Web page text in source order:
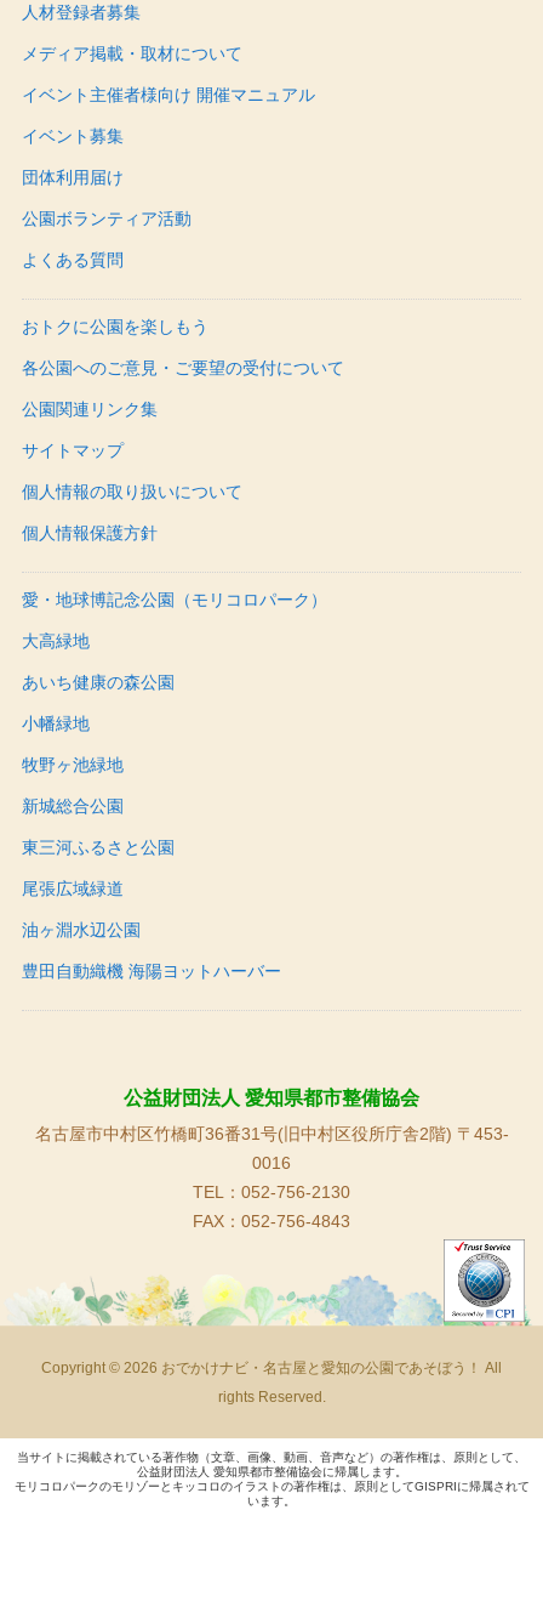
人材登録者募集
メディア掲載・取材について
イベント主催者様向け 開催マニュアル
イベント募集
団体利用届け
公園ボランティア活動
よくある質問
おトクに公園を楽しもう
各公園へのご意見・ご要望の受付について
公園関連リンク集
サイトマップ
個人情報の取り扱いについて
個人情報保護方針
愛・地球博記念公園（モリコロパーク）
大高緑地
あいち健康の森公園
小幡緑地
牧野ヶ池緑地
新城総合公園
東三河ふるさと公園
尾張広域緑道
油ヶ淵水辺公園
豊田自動織機 海陽ヨットハーバー
公益財団法人 愛知県都市整備協会
名古屋市中村区竹橋町36番31号(旧中村区役所庁舎2階) 〒453-
0016
TEL：052-756-2130
FAX：052-756-4843
Copyright © 2026 おでかけナビ・名古屋と愛知の公園であそぼう！ All
rights Reserved.
当サイトに掲載されている著作物（文章、画像、動画、音声など）の著作権は、原則として、
公益財団法人 愛知県都市整備協会に帰属します。
モリコロパークのモリゾーとキッコロのイラストの著作権は、原則としてGISPRIに帰属されて
います。